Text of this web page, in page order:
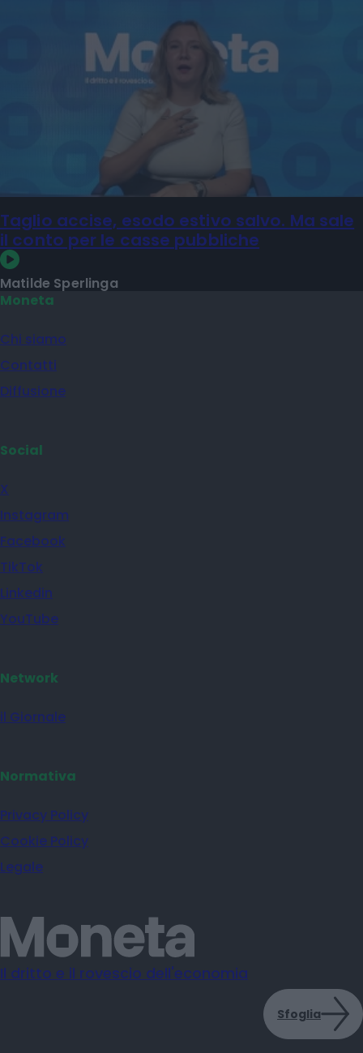
Taglio accise, esodo estivo salvo. Ma sale
il conto per le casse pubbliche
Matilde Sperlinga
Moneta
Chi siamo
Contatti
Diffusione
Social
X
Instagram
Facebook
TikTok
Linkedin
YouTube
Network
il Giornale
Normativa
Privacy Policy
Cookie Policy
Legale
Il dritto e il rovescio dell'economia
Sfoglia